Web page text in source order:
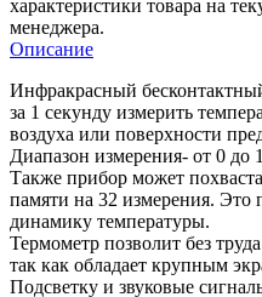
характеристики товара на
менеджера.
Описание
Инфракрасный
за 1 секунду измерить
воздуха или поверхности
Диапазон измерения- от 0 до
Также прибор может
памяти на 32 измерения. Это
динамику температуры.
Термометр позволит без
так как обладает крупным
Подсветку и звуковые